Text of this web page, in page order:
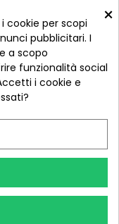
×
cookie per scopi
pubblicitari. I
a scopo
funzionalità social
i cookie e